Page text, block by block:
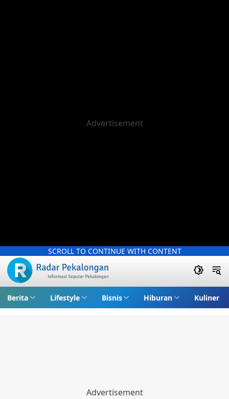
SCROLL TO CONTINUE WITH CONTENT
Berita Lifestyle Bisnis Hiburan Kuliner